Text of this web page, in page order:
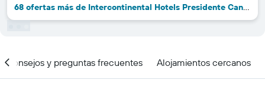
68 ofertas más de Intercontinental Hotels Presidente Cancun Resort By IHG
Consejos y preguntas frecuentes Alojamientos cercanos